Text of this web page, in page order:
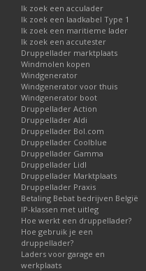
Ik zoek een acculader
Ik zoek een laadkabel Type 1
Ik zoek een maritieme lader
Ik zoek een accutester
Druppellader marktplaats
Windmolen kopen
Windgenerator
Windgenerator voor thuis
Windgenerator boot
Druppellader Action
Druppellader Aldi
Druppellader Bol.com
Druppellader Coolblue
Druppellader Gamma
Druppellader Lidl
Druppellader Marktplaats
Druppellader Praxis
Betaling Bebat bedrijven België
IP-klassen met uitleg
Hoe werkt een druppellader?
Hoe gebruik je een
druppellader?
Laders voor garage en
werkplaats